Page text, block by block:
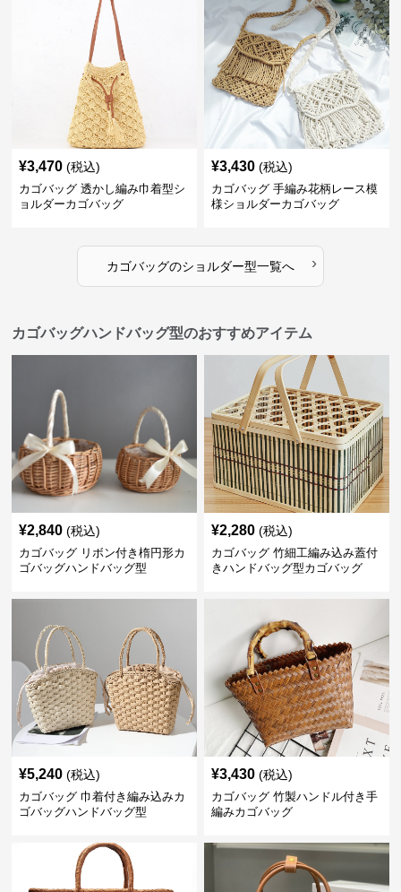
¥3,470 (税込)
カゴバッグ 透かし編み巾着型シ
ョルダーカゴバッグ
¥3,430 (税込)
カゴバッグ 手編み花柄レース模
様ショルダーカゴバッグ
カゴバッグのショルダー型一覧へ ›
カゴバッグハンドバッグ型のおすすめアイテム
¥2,840 (税込)
カゴバッグ リボン付き楕円形カ
ゴバッグハンドバッグ型
¥2,280 (税込)
カゴバッグ 竹細工編み込み蓋付
きハンドバッグ型カゴバッグ
¥5,240 (税込)
カゴバッグ 巾着付き編み込みカ
ゴバッグハンドバッグ型
¥3,430 (税込)
カゴバッグ 竹製ハンドル付き手
編みカゴバッグ